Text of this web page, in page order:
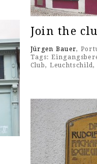
Join the
Jürgen Bauer,
Tags:
Club, Leuchtschild,